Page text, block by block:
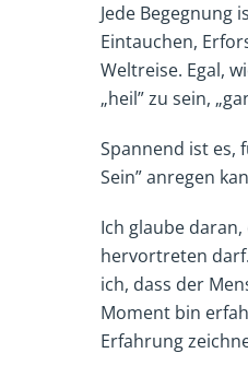
Jede Begegnung
Eintauchen,
Weltreise. Egal,
„heil” zu sein,
Spannend ist es,
Sein” anregen
Ich glaube
hervortreten
ich, dass der
Moment bin
Erfahrung